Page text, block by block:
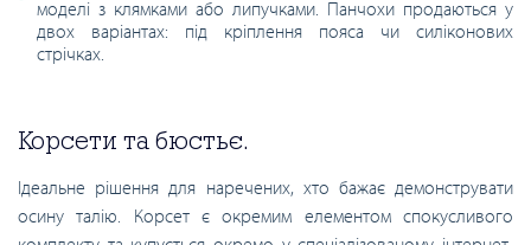
моделі з клямками або липучками. Панчохи продаються у
двох варіантах: під кріплення пояса чи силіконових
стрічках.
Корсети та бюстьє.
Ідеальне рішення для наречених, хто бажає демонструвати
осину талію. Корсет є окремим елементом спокусливого